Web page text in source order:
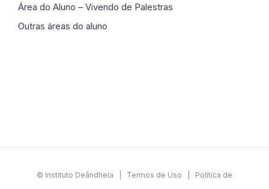
Área do Aluno – Vivendo de Palestras
Outras áreas do aluno
© Instituto Deândhela | Termos de Uso Política de